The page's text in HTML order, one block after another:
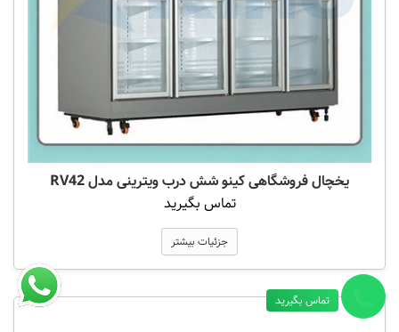
یخچال فروشگاهی کینو شش درب ویترینی مدل RV42
تماس بگیرید
جزئیات بیشتر
تماس بگیرید